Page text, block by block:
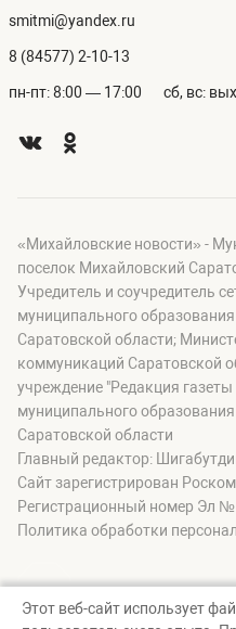
smitmi@yandex.ru
8 (84577) 2-10-13
пн-пт: 8:00 — 17:00 сб, вс:
«Михайловские новости» -
поселок Михайловский
Учредитель и соучредитель
муниципального
Саратовской области;
коммуникаций Саратовской
учреждение "Редакция
муниципального
Саратовской области
Главный редактор:
Сайт зарегистрирован
Регистрационный номер Эл
Политика обработки
Этот веб-сайт использует